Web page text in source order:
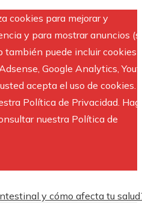
cookies para mejorar y
y para mostrar anuncios
también puede incluir cookies
Google Analytics,
acepta el uso de cookies.
Política de Privacidad.
nuestra Política de
y cómo afecta tu